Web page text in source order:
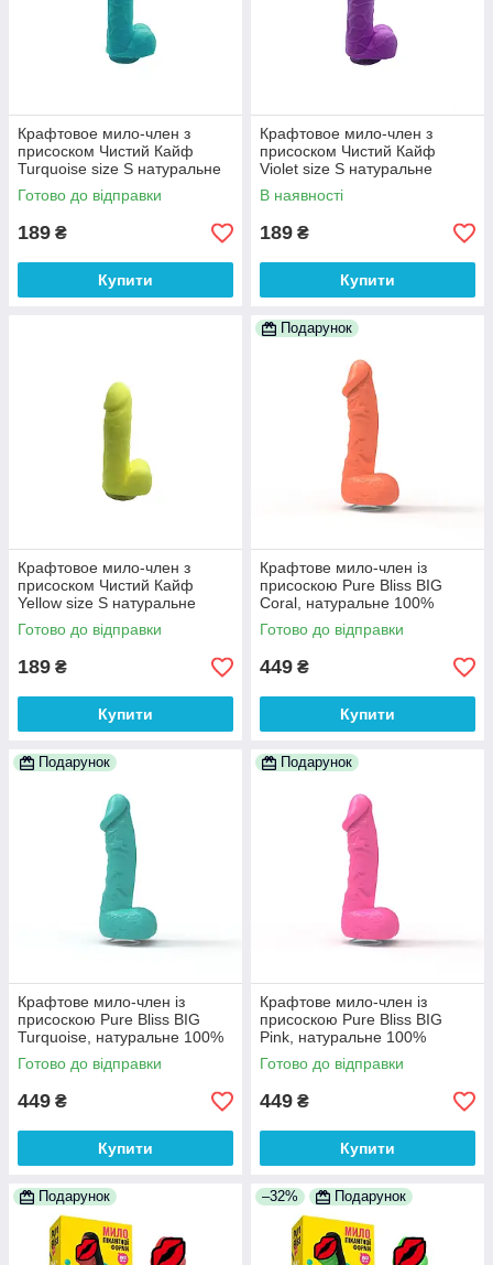
Крафтовое мило-член з
присоском Чистий Кайф
Turquoise size S натуральне
100% Анонімності
Готово до відправки
189 ₴
Купити
Крафтовое мило-член з
присоском Чистий Кайф
Violet size S натуральне
100% Анонімності
В наявності
189 ₴
Купити
Крафтовое мило-член з
присоском Чистий Кайф
Yellow size S натуральне
100% Анонімності
Готово до відправки
189 ₴
Купити
Подарунок
Крафтове мило-член із
присоскою Pure Bliss BIG
Coral, натуральне 100%
Анонімності
Готово до відправки
449 ₴
Купити
Подарунок
Крафтове мило-член із
присоскою Pure Bliss BIG
Turquoise, натуральне 100%
Анонімності
Готово до відправки
449 ₴
Купити
Подарунок
Крафтове мило-член із
присоскою Pure Bliss BIG
Pink, натуральне 100%
Анонімності
Готово до відправки
449 ₴
Купити
Подарунок –32% Подарунок